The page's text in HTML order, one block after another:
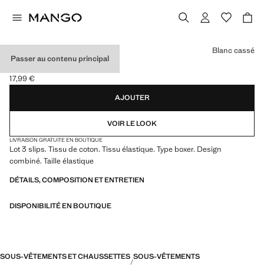
Passer au contenu principal
LOT 3 SLIPS COMBINÉS
Prix actuel [17,99 € ]
17,99 €
Choisissez une couleur
Blanc cassé
AJOUTER
VOIR LE LOOK
LIVRAISON GRATUITE EN BOUTIQUE
Lot 3 slips. Tissu de coton. Tissu élastique. Type boxer. Design
combiné. Taille élastique
DÉTAILS, COMPOSITION ET ENTRETIEN
DISPONIBILITÉ EN BOUTIQUE
SOUS-VÊTEMENTS ET CHAUSSETTES SOUS-VÊTEMENTS